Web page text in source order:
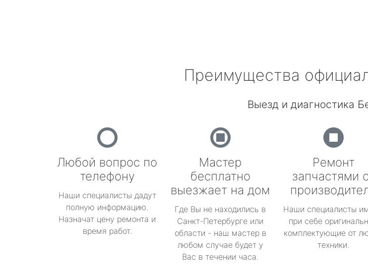
Преимущества
Выезд и диагностика
Любой вопрос по
телефону
Наши специалисты дадут
полную информацию.
Назначат цену ремонта и
время работ.
Мастер
бесплатно
выезжает на дом
Где Вы не находились в
Санкт-Петербурге или
области - наш мастер в
любом случае будет у
Вас в течении часа.
Ремонт
запчастями
Наши специалисты
при себе
комплектующие от
техники.